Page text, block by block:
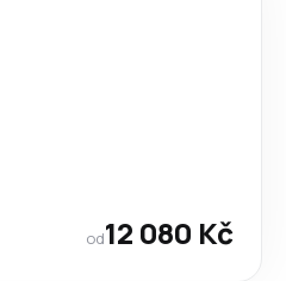
od12 080 Kč